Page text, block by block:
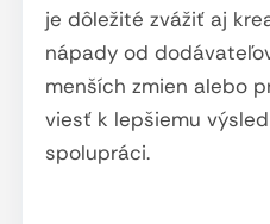
je dôležité zvážiť aj
nápady od
menších zmien alebo
viesť k lepšiemu
spolupráci.